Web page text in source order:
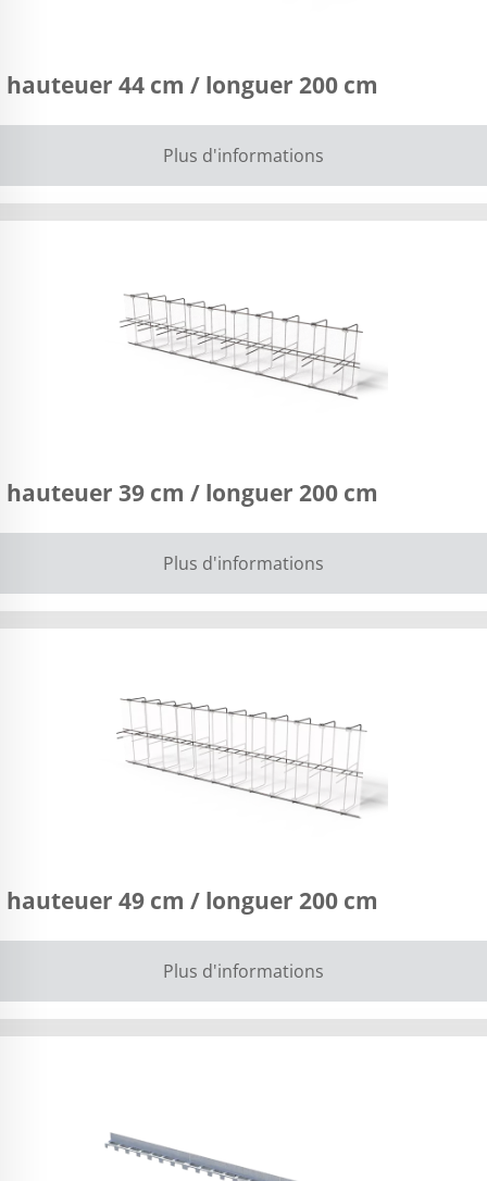
44 cm / longuer 200 cm
Plus d'informations
39 cm / longuer 200 cm
Plus d'informations
49 cm / longuer 200 cm
Plus d'informations